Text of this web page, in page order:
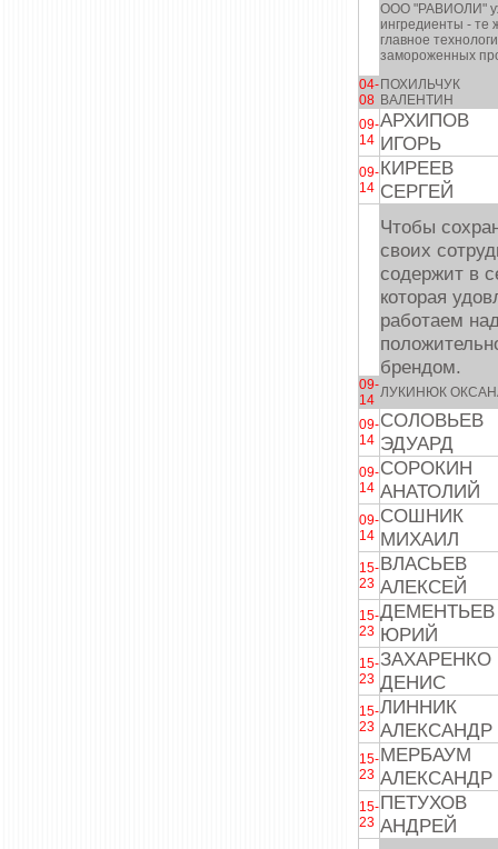
ООО "РАВИОЛИ"
ингредиенты - те
главное
замороженных
04-
08
ПОХИЛЬЧУК
ВАЛЕНТИН
09-
14
АРХИПОВ
ИГОРЬ
09-
14
КИРЕЕВ
СЕРГЕЙ
Чтобы
своих
содержит в
которая
работаем
брендом.
09-
14 ЛУКИНЮК
09-
14
СОЛОВЬЕВ
ЭДУАРД
09-
14
СОРОКИН
АНАТОЛИЙ
09-
14
СОШНИК
МИХАИЛ
15-
23
ВЛАСЬЕВ
АЛЕКСЕЙ
15-
23
ДЕМЕНТЬЕВ
ЮРИЙ
15-
23
ЗАХАРЕНКО
ДЕНИС
15-
23
ЛИННИК
АЛЕКСАНДР
15-
23
МЕРБАУМ
АЛЕКСАНДР
15-
23
ПЕТУХОВ
АНДРЕЙ